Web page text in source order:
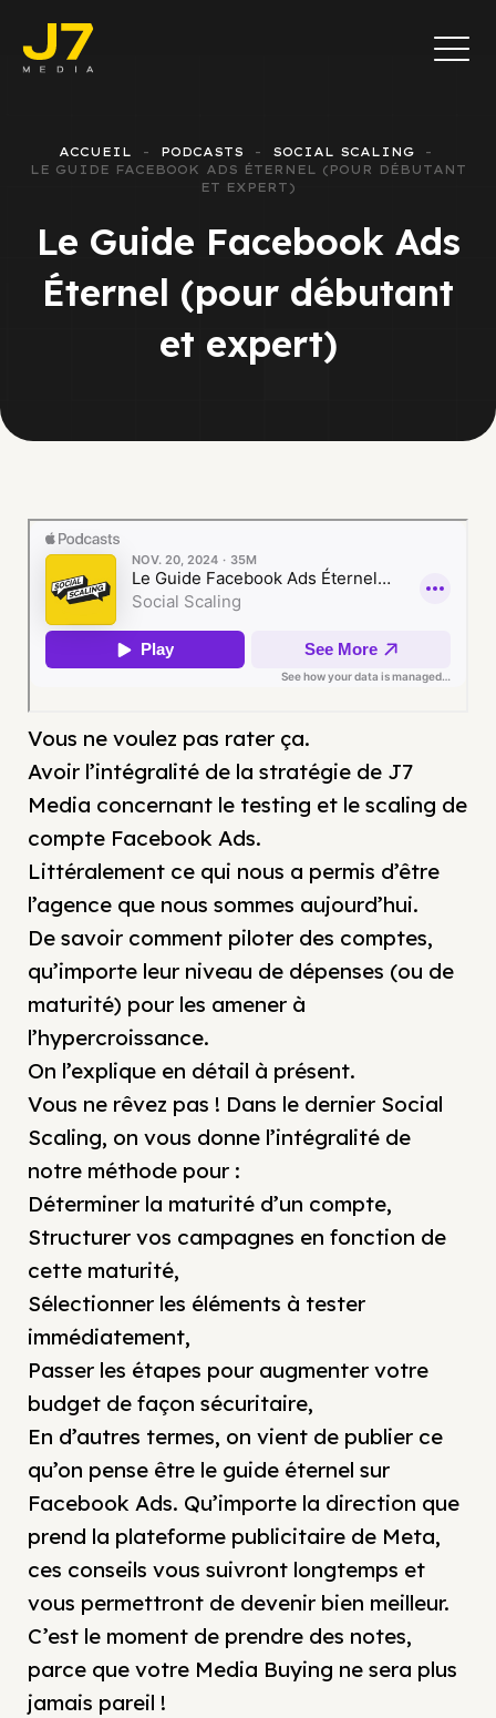
ACCUEIL PODCASTS
SOCIAL SCALING
LE GUIDE FACEBOOK ADS ÉTERNEL (POUR DÉBUTANT
ET EXPERT)
Le Guide Facebook Ads
Éternel (pour débutant
et expert)
Vous ne voulez pas rater ça.
Avoir l’intégralité de la stratégie de J7
Media concernant le testing et le scaling de
compte Facebook Ads.
Littéralement ce qui nous a permis d’être
l’agence que nous sommes aujourd’hui.
De savoir comment piloter des comptes,
qu’importe leur niveau de dépenses (ou de
maturité) pour les amener à
l’hypercroissance.
On l’explique en détail à présent.
Vous ne rêvez pas ! Dans le dernier Social
Scaling, on vous donne l’intégralité de
notre méthode pour :
Déterminer la maturité d’un compte,
Structurer vos campagnes en fonction de
cette maturité,
Sélectionner les éléments à tester
immédiatement,
Passer les étapes pour augmenter votre
budget de façon sécuritaire,
En d’autres termes, on vient de publier ce
qu’on pense être le guide éternel sur
Facebook Ads. Qu’importe la direction que
prend la plateforme publicitaire de Meta,
ces conseils vous suivront longtemps et
vous permettront de devenir bien meilleur.
C’est le moment de prendre des notes,
parce que votre Media Buying ne sera plus
jamais pareil !